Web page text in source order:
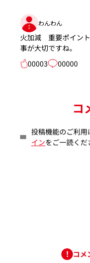
わんわん
火加減 重要ポイント
事が大切ですね。
00003
00000
コ
投稿機能のご利用
インをご一読くだ
コメ